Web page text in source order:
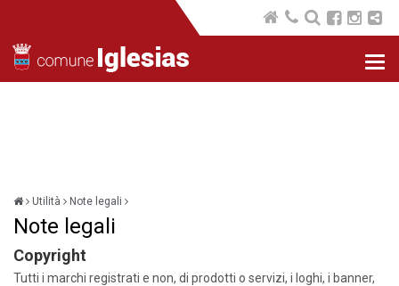
Utilità Note legali
Note legali
Copyright
Tutti i marchi registrati e non, di prodotti o servizi, i loghi, i banner,